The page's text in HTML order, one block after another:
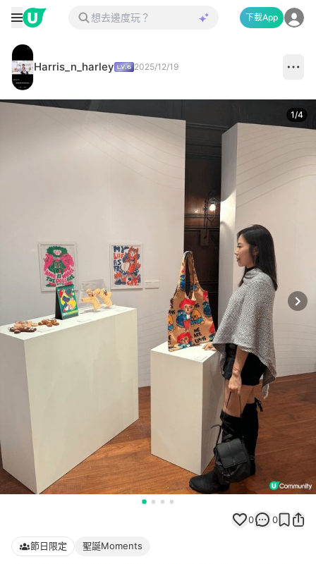
下載App
Harris_n_harley 2025/12/19
1/4
0 0
節日限定 聖誕Moments